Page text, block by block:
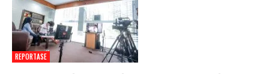
REPORTASE